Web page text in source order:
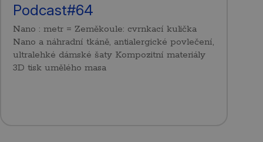
Podcast#64
Nano : metr = Zeměkoule: cvrnkací kulička
Nano a náhradní tkáně, antialergické povlečení,
ultralehké dámské šaty Kompozitní materiály
3D tisk umělého masa